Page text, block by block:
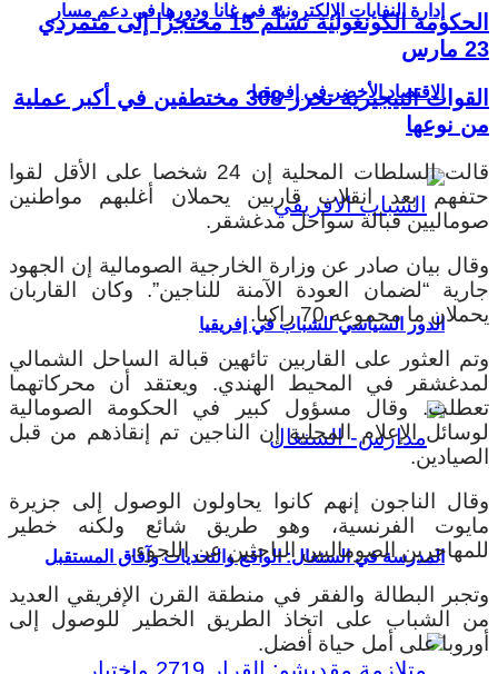
إدارة النفايات الإلكترونية في غانا ودورها في دعم مسار
الاقتصاد الأخضر في إفريقيا
الدور السياسي للشباب في إفريقيا
المدرسة في السنغال: الواقع والتحديات وآفاق المستقبل
الحكومة الكونغولية تسلّم 15 محتجزًا إلى متمردي
23 مارس
القوات النيجيرية تحرر 308 مختطفين في أكبر عملية
من نوعها
قالت السلطات المحلية إن 24 شخصا على الأقل لقوا
حتفهم بعد انقلاب قاربين يحملان أغلبهم مواطنين
صوماليين قبالة سواحل مدغشقر.
وقال بيان صادر عن وزارة الخارجية الصومالية إن الجهود
جارية “لضمان العودة الآمنة للناجين”. وكان القاربان
يحملان ما مجموعه 70 راكبا.
وتم العثور على القاربين تائهين قبالة الساحل الشمالي
لمدغشقر في المحيط الهندي. ويعتقد أن محركاتهما
تعطلت. وقال مسؤول كبير في الحكومة الصومالية
لوسائل الإعلام المحلية إن الناجين تم إنقاذهم من قبل
الصيادين.
وقال الناجون إنهم كانوا يحاولون الوصول إلى جزيرة
مايوت الفرنسية، وهو طريق شائع ولكنه خطير
للمهاجرين الصوماليين الباحثين عن اللجوء.
وتجبر البطالة والفقر في منطقة القرن الإفريقي العديد
من الشباب على اتخاذ الطريق الخطير للوصول إلى
أوروبا على أمل حياة أفضل.